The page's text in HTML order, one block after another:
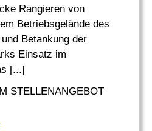
Rangieren von
Betriebsgelände des
Betankung der
Einsatz im
[...]
STELLENANGEBOT